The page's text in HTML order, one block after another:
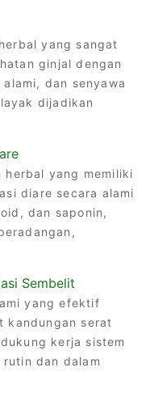
yang sangat
ginjal dengan
dan senyawa
dijadikan
herbal yang memiliki
diare secara alami
dan saponin,
Sembelit
yang efektif
kandungan serat
kerja sistem
dan dalam